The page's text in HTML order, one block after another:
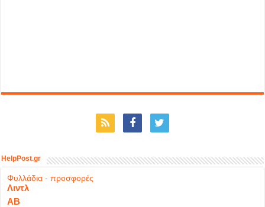
HelpPost.gr
Φυλλάδια - προσφορές
Λιντλ
ΑΒ